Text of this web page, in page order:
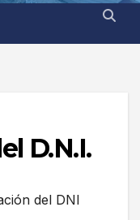
D.N.I.
del DNI